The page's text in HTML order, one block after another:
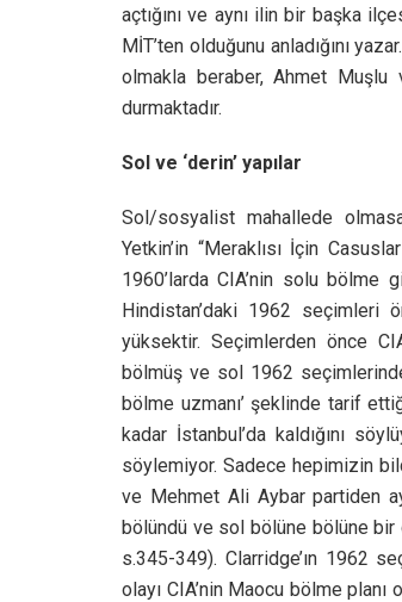
açtığını ve aynı ilin bir başka
MİT’ten olduğunu anladığını
olmakla beraber, Ahmet Muşlu
durmaktadır.
Sol ve ‘derin’ yapılar
Sol/sosyalist mahallede
Yetkin’in “Meraklısı İçin
1960’larda CIA’nin solu bölme
Hindistan’daki 1962 seçimleri
yüksektir. Seçimlerden önce
bölmüş ve sol 1962
bölme uzmanı’ şeklinde tarif
kadar İstanbul’da kaldığını
söylemiyor. Sadece hepimizin
ve Mehmet Ali Aybar partiden
bölündü ve sol bölüne bölüne bir
s.345-349). Clarridge’ın 1962
olayı CIA’nin Maocu bölme